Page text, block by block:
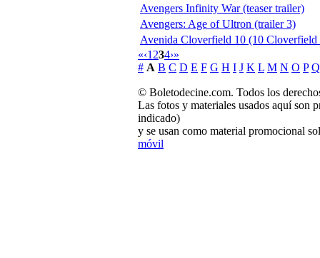
Avengers Infinity War (teaser trailer)
Avengers: Age of Ultron (trailer 3)
Avenida Cloverfield 10 (10 Cloverfield
«‹1234›»
# A B C D E F G H I J K L M N O P Q
© Boletodecine.com. Todos los
Las fotos y materiales usados aquí son
indicado)
y se usan como material promocional
móvil